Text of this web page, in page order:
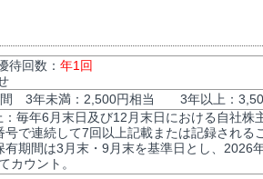
待回数： 年1回
間 3年未満：2,500円相当 3年以上：
毎年6月末日及び12月末日における自社株
で連続して7回以上記載または記録される
期間は3月末・9月末を基準日とし、2026
カウント。